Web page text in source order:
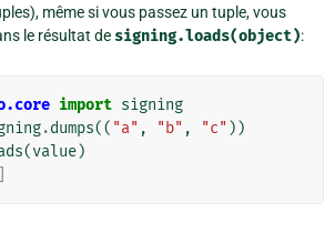
même si vous passez un tuple, vous
le résultat de signing.loads(object):
import signing
.dumps(( "a" , "b" , "c" ))
(value)